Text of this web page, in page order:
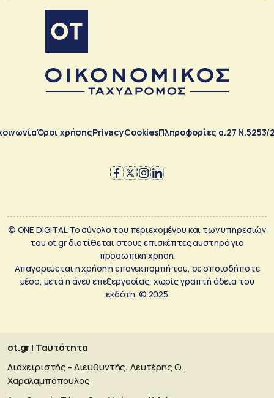
Όροι χρήσηςPrivacyCookiesΠληροφορίες α.27 Ν.5253/
© ONE DIGITAL Το σύνολο του περιεχομένου και των υπηρεσιών
του ot.gr διατίθεται στους επισκέπτες αυστηρά για
προσωπική χρήση.
Απαγορεύεται η χρήση ή επανεκπομπή του, σε οποιοδήποτε
μέσο, μετά ή άνευ επεξεργασίας, χωρίς γραπτή άδεια του
εκδότη. © 2025
ot.gr | Ταυτότητα
Διαχειριστής - Διευθυντής: Λευτέρης Θ.
Χαραλαμπόπουλος